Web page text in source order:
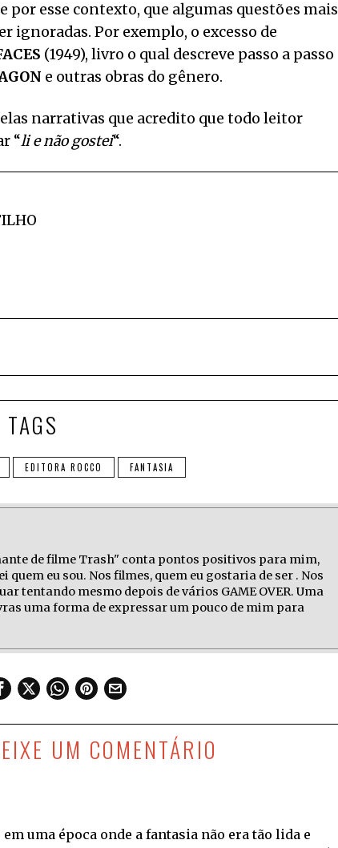
esse contexto, que algumas questões mais
ignoradas. Por exemplo, o excesso de
(1949), livro o qual descreve passo a passo
e outras obras do gênero.
narrativas que acredito que todo leitor
“li e não gostei“.
TAGS
EDITORA ROCCO FANTASIA
de filme Trash" conta pontos positivos para mim,
quem eu sou. Nos filmes, quem eu gostaria de ser . Nos
tentando mesmo depois de vários GAME OVER. Uma
uma forma de expressar um pouco de mim para
UM COMENTÁRIO
uma época onde a fantasia não era tão lida e